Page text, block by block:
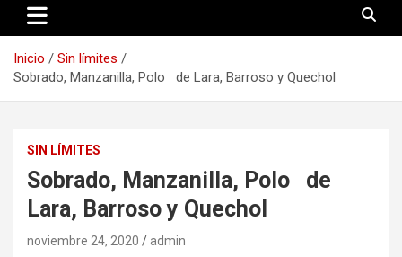
Inicio
Sin límites
Sobrado, Manzanilla, Polo de Lara, Barroso y Quechol
SIN LÍMITES
Sobrado, Manzanilla, Polo de
Lara, Barroso y Quechol
noviembre 24, 2020 admin